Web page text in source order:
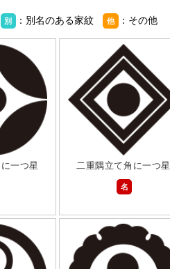
別 ：別名のある家紋 他 ：その他
一つ星
二重隅立て角に一つ星
名